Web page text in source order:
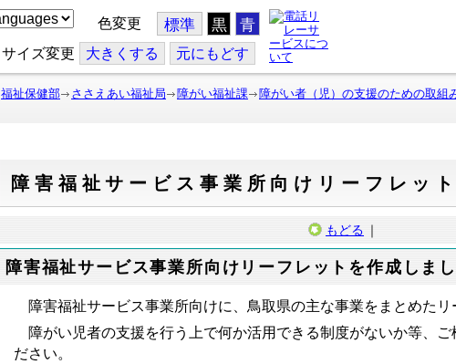
色変更 標準 黒 青
サイズ変更 大きくする 元にもどす
福祉保健部 ささえあい福祉局 障がい福祉課 障がい者（児）の支援のための取組
障害福祉サービス事業所向けリーフレット
もどる ｜
障害福祉サービス事業所向けリーフレットを作成しま
障害福祉サービス事業所向けに、鳥取県の主な事業をまとめたリ
障がい児者の支援を行う上で何か活用できる制度がないか等、
ださい。